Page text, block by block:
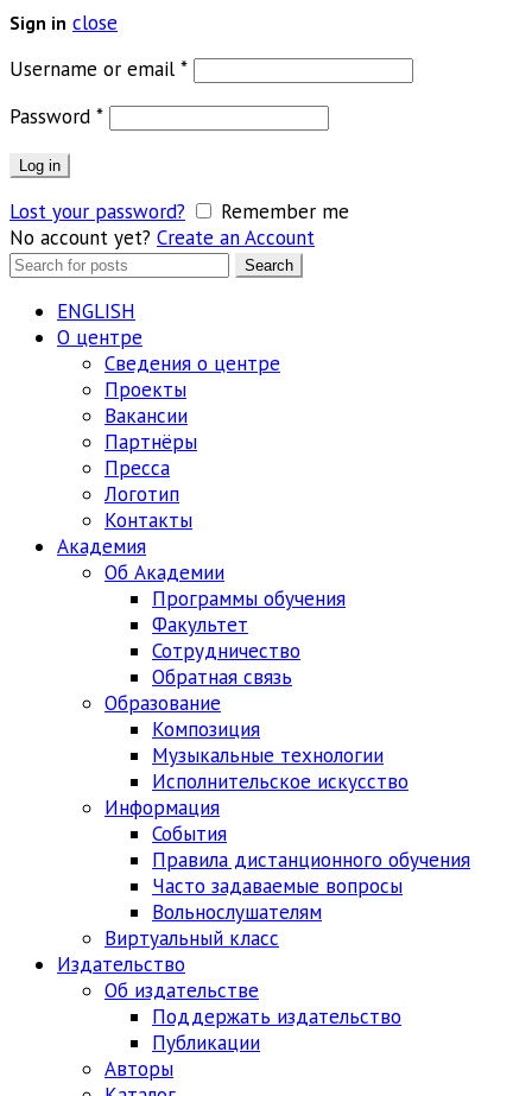
Sign in close
Username or email *Обязательно
Password *Обязательно
Log in
Lost your password?
Remember me
No account yet? Create an Account
Search
Search
ENGLISH
О центре
Сведения о центре
Проекты
Вакансии
Партнёры
Пресса
Логотип
Контакты
Академия
Об Академии
Программы обучения
Факультет
Сотрудничество
Обратная связь
Образование
Композиция
Музыкальные технологии
Исполнительское искусство
Информация
События
Правила дистанционного обучения
Часто задаваемые вопросы
Вольнослушателям
Виртуальный класс
Издательство
Об издательстве
Поддержать издательство
Публикации
Авторы